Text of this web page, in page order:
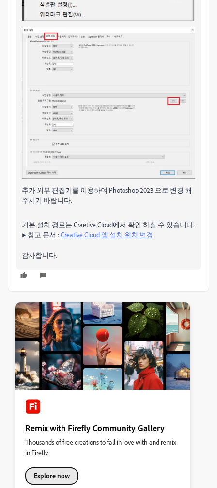
추가 외부 편집기를 이용하여 Photoshop 2023 으로 변경 해
주시기 바랍니다.
기본 설치 경로는 Craetive Cloud에서 확인 하실 수 있습니다.
▶ 참고 문서 :Creative Cloud 앱 설치 위치 변경
감사합니다.
Remix with Firefly Community Gallery
Thousands of free creations to fall in love with and remix
in Firefly.
Explore now